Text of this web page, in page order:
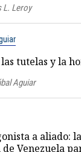
L. Leroy
tutelas y la
Aguiar
a aliado:
Venezuela